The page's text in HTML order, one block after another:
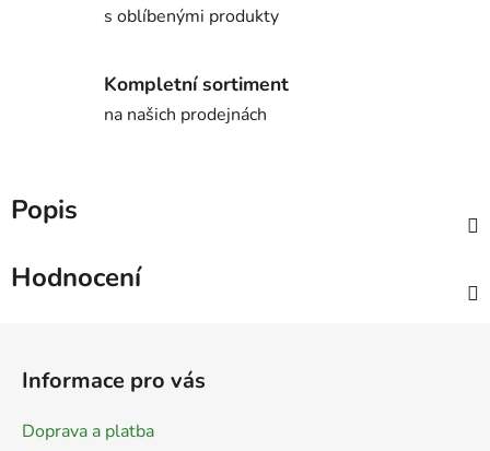
s oblíbenými produkty
Kompletní sortiment
na našich prodejnách
Popis
Hodnocení
Informace pro vás
Doprava a platba